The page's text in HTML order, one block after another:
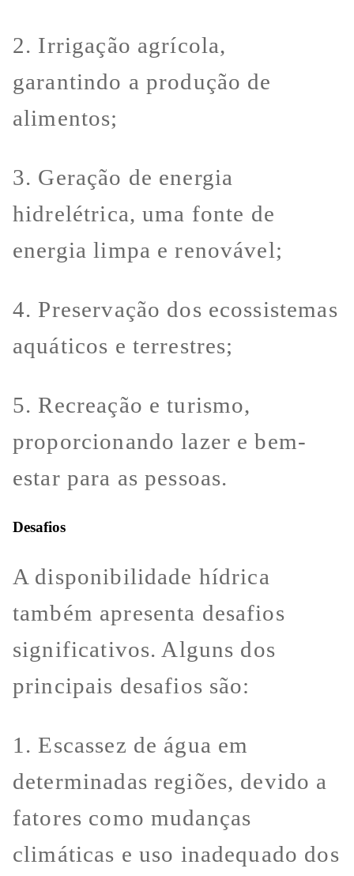
2. Irrigação agrícola,
garantindo a produção de
alimentos;
3. Geração de energia
hidrelétrica, uma fonte de
energia limpa e renovável;
4. Preservação dos ecossistemas
aquáticos e terrestres;
5. Recreação e turismo,
proporcionando lazer e bem-
estar para as pessoas.
Desafios
A disponibilidade hídrica
também apresenta desafios
significativos. Alguns dos
principais desafios são:
1. Escassez de água em
determinadas regiões, devido a
fatores como mudanças
climáticas e uso inadequado dos